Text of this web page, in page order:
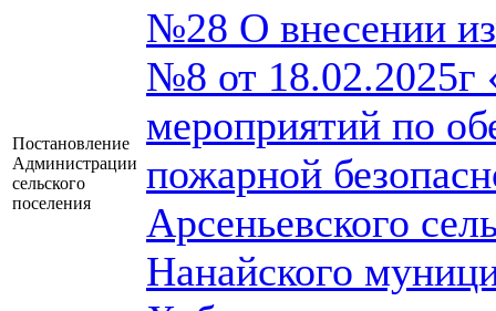
Постановление
Администрации
сельского
поселения
№28 О внесении
№8 от 18.02.2025г
мероприятий по
пожарной
Арсеньевского
Нанайского